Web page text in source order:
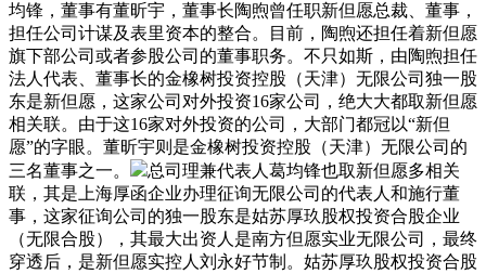
均锋，董事有董昕宇，董事长陶煦曾任职新但愿总裁、董事，
担任公司计谋及表里资本的整合。目前，陶煦还担任着新但愿
旗下部公司或者参股公司的董事职务。不只如斯，由陶煦担任
法人代表、董事长的金橡树投资控股（天津）无限公司独一股
东是新但愿，这家公司对外投资16家公司，绝大大都取新但愿
相关联。由于这16家对外投资的公司，大部门都冠以“新但
愿”的字眼。董昕宇则是金橡树投资控股（天津）无限公司的
三名董事之一。
总司理兼代表人葛均锋也取新但愿多相关
联，其是上海厚函企业办理征询无限公司的代表人和施行董
事，这家征询公司的独一股东是姑苏厚玖股权投资合股企业
（无限合股），其最大出资人是南方但愿实业无限公司，最终
穿透后，是新但愿实控人刘永好节制。姑苏厚玖股权投资合股